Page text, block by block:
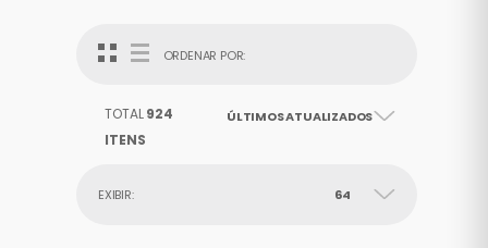
ORDENAR POR:
ÚLTIMOS ATUALIZADOS
TOTAL924
ITENS
EXIBIR: 64